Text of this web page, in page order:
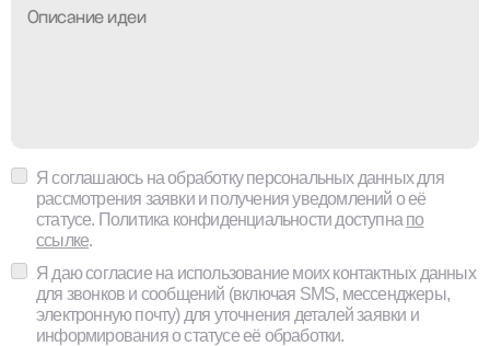
идеи
Я соглашаюсь на обработку персональных данных для
рассмотрения заявки и получения уведомлений о её
статусе. Политика конфиденциальности доступна по
ссылке.
Я даю согласие на использование моих контактных данных
для звонков и сообщений (включая SMS, мессенджеры,
электронную почту) для уточнения деталей заявки и
информирования о статусе её обработки.